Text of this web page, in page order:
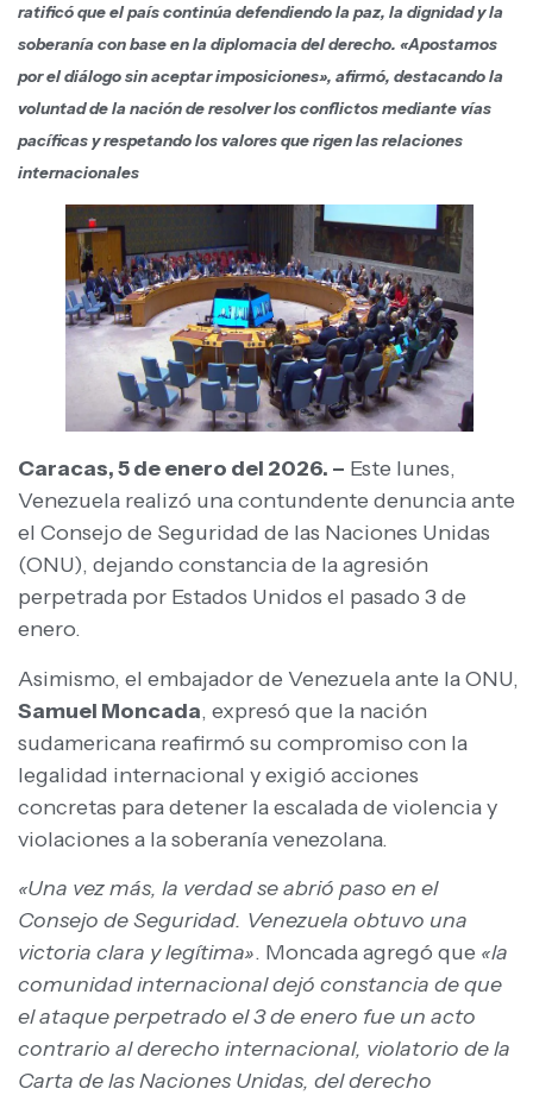
ratificó que el país continúa defendiendo la paz, la dignidad y la
soberanía con base en la diplomacia del derecho. «Apostamos
por el diálogo sin aceptar imposiciones», afirmó, destacando la
voluntad de la nación de resolver los conflictos mediante vías
pacíficas y respetando los valores que rigen las relaciones
internacionales
Caracas, 5 de enero del 2026. – Este lunes,
Venezuela realizó una contundente denuncia ante
el Consejo de Seguridad de las Naciones Unidas
(ONU), dejando constancia de la agresión
perpetrada por Estados Unidos el pasado 3 de
enero.
Asimismo, el embajador de Venezuela ante la ONU,
Samuel Moncada, expresó que la nación
sudamericana reafirmó su compromiso con la
legalidad internacional y exigió acciones
concretas para detener la escalada de violencia y
violaciones a la soberanía venezolana.
«Una vez más, la verdad se abrió paso en el
Consejo de Seguridad. Venezuela obtuvo una
victoria clara y legítima». Moncada agregó que «la
comunidad internacional dejó constancia de que
el ataque perpetrado el 3 de enero fue un acto
contrario al derecho internacional, violatorio de la
Carta de las Naciones Unidas, del derecho